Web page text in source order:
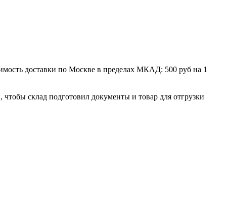
доставки по Москве в пределах МКАД: 500 руб на 1
склад подготовил документы и товар для отгрузки